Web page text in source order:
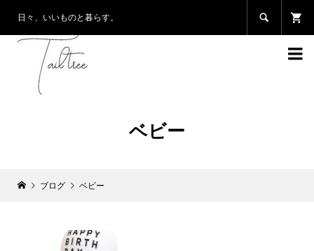
日々、いいものと暮らす。 

ベビー
ブログ ベビー